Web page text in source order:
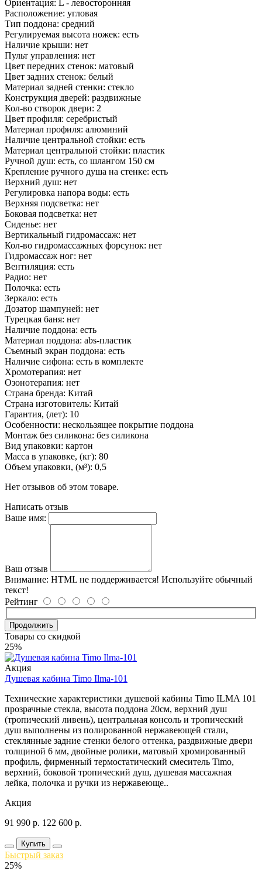
Ориентация: L - левосторонняя
Расположение: угловая
Тип поддона: средний
Регулируемая высота ножек: есть
Наличие крыши: нет
Пульт управления: нет
Цвет передних стенок: матовый
Цвет задних стенок: белый
Материал задней стенки: стекло
Конструкция дверей: раздвижные
Кол-во створок двери: 2
Цвет профиля: серебристый
Материал профиля: алюминий
Наличие центральной стойки: есть
Материал центральной стойки: пластик
Ручной душ: есть, со шлангом 150 см
Крепление ручного душа на стенке: есть
Верхний душ: нет
Регулировка напора воды: есть
Верхняя подсветка: нет
Боковая подсветка: нет
Сиденье: нет
Вертикальный гидромассаж: нет
Кол-во гидромассажных форсунок: нет
Гидромассаж ног: нет
Вентиляция: есть
Радио: нет
Полочка: есть
Зеркало: есть
Дозатор шампуней: нет
Турецкая баня: нет
Наличие поддона: есть
Материал поддона: abs-пластик
Съемный экран поддона: есть
Наличие сифона: есть в комплекте
Хромотерапия: нет
Озонотерапия: нет
Страна бренда: Китай
Страна изготовитель: Китай
Гарантия, (лет): 10
Особенности: нескользящее покрытие поддона
Монтаж без силикона: без силикона
Вид упаковки: картон
Масса в упаковке, (кг): 80
Объем упаковки, (м³): 0,5
Нет отзывов об этом товаре.
Написать отзыв
Ваше имя:
Ваш отзыв
Внимание: HTML не поддерживается! Используйте обычный
текст!
Рейтинг
Продолжить
Товары со скидкой
25%
Акция
Душевая кабина Timo Ilma-101
Технические характеристики душевой кабины Timo ILMA 101
прозрачные стекла, высота поддона 20см, верхний душ
(тропический ливень), центральная консоль и тропический
душ выполнены из полированной нержавеющей стали,
стеклянные задние стенки белого оттенка, раздвижные двери
толщиной 6 мм, двойные ролики, матовый хромированный
профиль, фирменный термостатический смеситель Timo,
верхний, боковой тропический душ, душевая массажная
лейка, полочка и ручки из нержавеюще..
Акция
91 990 р. 122 600 р.
Купить
Быстрый заказ
25%